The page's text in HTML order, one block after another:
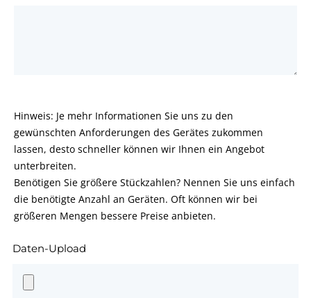
Hinweis: Je mehr Informationen Sie uns zu den
gewünschten Anforderungen des Gerätes zukommen
lassen, desto schneller können wir Ihnen ein Angebot
unterbreiten.
Benötigen Sie größere Stückzahlen? Nennen Sie uns einfach
die benötigte Anzahl an Geräten. Oft können wir bei
größeren Mengen bessere Preise anbieten.
Daten-Upload